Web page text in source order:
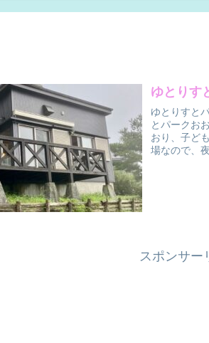
ゆとりす
ゆとりすと
とパークお
おり、子ど
場なので、
スポンサー